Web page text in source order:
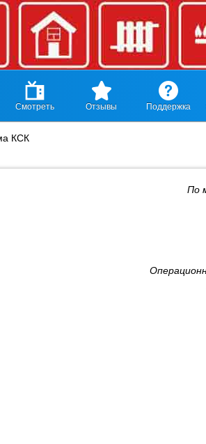
Смотреть Отзывы Поддержка
КСК
По